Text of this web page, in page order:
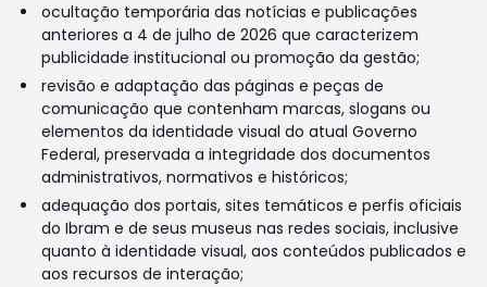
ocultação temporária das notícias e publicações
anteriores a 4 de julho de 2026 que caracterizem
publicidade institucional ou promoção da gestão;
revisão e adaptação das páginas e peças de
comunicação que contenham marcas, slogans ou
elementos da identidade visual do atual Governo
Federal, preservada a integridade dos documentos
administrativos, normativos e históricos;
adequação dos portais, sites temáticos e perfis oficiais
do Ibram e de seus museus nas redes sociais, inclusive
quanto à identidade visual, aos conteúdos publicados e
aos recursos de interação;